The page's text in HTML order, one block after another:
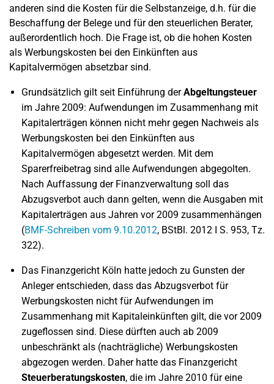
anderen sind die Kosten für die Selbstanzeige, d.h. für die
Beschaffung der Belege und für den steuerlichen Berater,
außerordentlich hoch. Die Frage ist, ob die hohen Kosten
als Werbungskosten bei den Einkünften aus
Kapitalvermögen absetzbar sind.
Grundsätzlich gilt seit Einführung derAbgeltungsteuer
im Jahre 2009: Aufwendungen im Zusammenhang mit
Kapitalerträgen können nicht mehr gegen Nachweis als
Werbungskosten bei den Einkünften aus
Kapitalvermögen abgesetzt werden. Mit dem
Sparerfreibetrag sind alle Aufwendungen abgegolten.
Nach Auffassung der Finanzverwaltung soll das
Abzugsverbot auch dann gelten, wenn die Ausgaben mit
Kapitalerträgen aus Jahren vor 2009 zusammenhängen
(BMF-Schreiben vom 9.10.2012, BStBl. 2012 I S. 953, Tz.
322).
Das Finanzgericht Köln hatte jedoch zu Gunsten der
Anleger entschieden, dass das Abzugsverbot für
Werbungskosten nicht für Aufwendungen im
Zusammenhang mit Kapitaleinkünften gilt, die vor 2009
zugeflossen sind. Diese dürften auch ab 2009
unbeschränkt als (nachträgliche) Werbungskosten
abgezogen werden. Daher hatte das Finanzgericht
Steuerberatungskosten, die im Jahre 2010 für eine